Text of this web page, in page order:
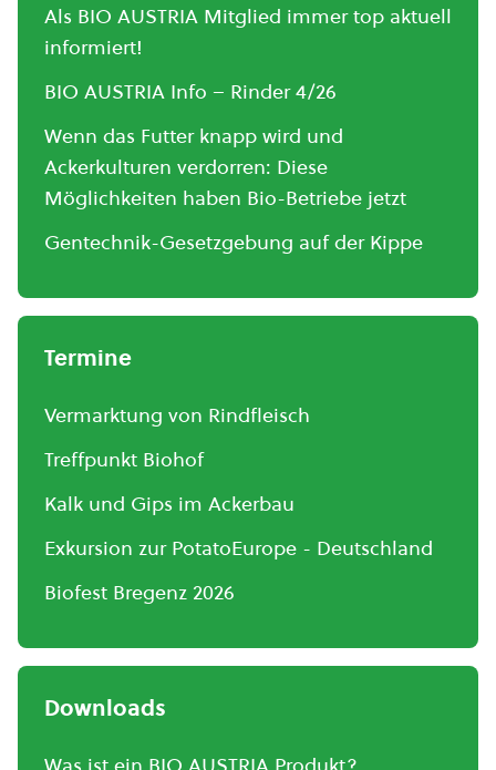
Als BIO AUSTRIA Mitglied immer top aktuell
informiert!
BIO AUSTRIA Info – Rinder 4/26
Wenn das Futter knapp wird und
Ackerkulturen verdorren: Diese
Möglichkeiten haben Bio-Betriebe jetzt
Gentechnik-Gesetzgebung auf der Kippe
Termine
Vermarktung von Rindfleisch
Treffpunkt Biohof
Kalk und Gips im Ackerbau
Exkursion zur PotatoEurope - Deutschland
Biofest Bregenz 2026
Downloads